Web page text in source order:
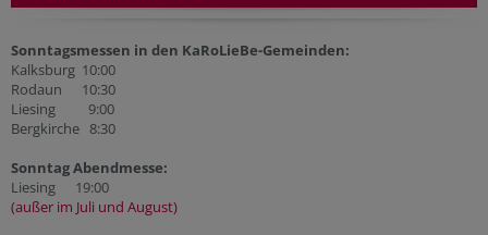
Sonntagsmessen in den KaRoLieBe-Gemeinden:
Kalksburg 10:00
Rodaun 10:30
Liesing 9:00
Bergkirche 8:30
Sonntag Abendmesse:
Liesing 19:00
(außer im Juli und August)